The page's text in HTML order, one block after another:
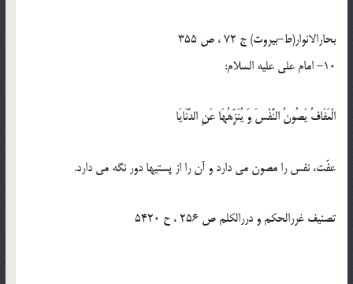
بحارالانوار(ط-بیروت) ج 72 ، ص 355
10- امام على عليه السلام:
الْعَفَافُ يَصُونُ النَّفْسَ وَ يُنَزِّهُهَا عَنِ الدَّنَايَا
عفّت، نفس را مصون مى دارد و آن را از پستيها دور نگه مى دارد.
تصنیف غررالحکم و دررالکلم ص 256 ، ح 5420